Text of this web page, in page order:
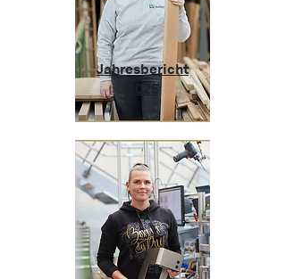
Jahresbericht
2025